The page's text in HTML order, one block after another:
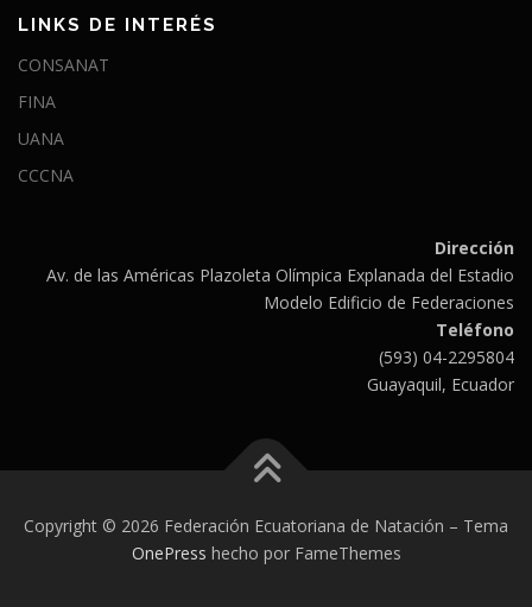
LINKS DE INTERÉS
CONSANAT
FINA
UANA
CCCNA
Dirección
Av. de las Américas Plazoleta Olímpica Explanada del Estadio
Modelo Edificio de Federaciones
Teléfono
(593) 04-2295804
Guayaquil, Ecuador
Copyright © 2026 Federación Ecuatoriana de Natación – Tema
OnePress hecho por FameThemes